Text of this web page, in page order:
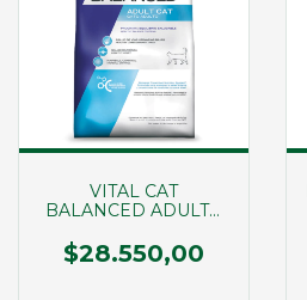
VITAL CAT
BALANCED ADULTO
$28.550,00